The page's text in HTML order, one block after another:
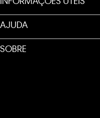
AJUDA
SOBRE